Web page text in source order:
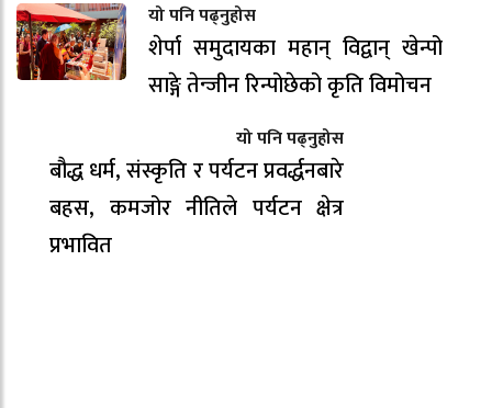
यो पनि पढ्नुहोस
शेर्पा समुदायका महान् विद्वान् खेन्पो
साङ्गे तेन्जीन रिन्पोछेको कृति विमोचन
यो पनि पढ्नुहोस
बौद्ध धर्म, संस्कृति र पर्यटन प्रवर्द्धनबारे
बहस, कमजोर नीतिले पर्यटन क्षेत्र
प्रभावित